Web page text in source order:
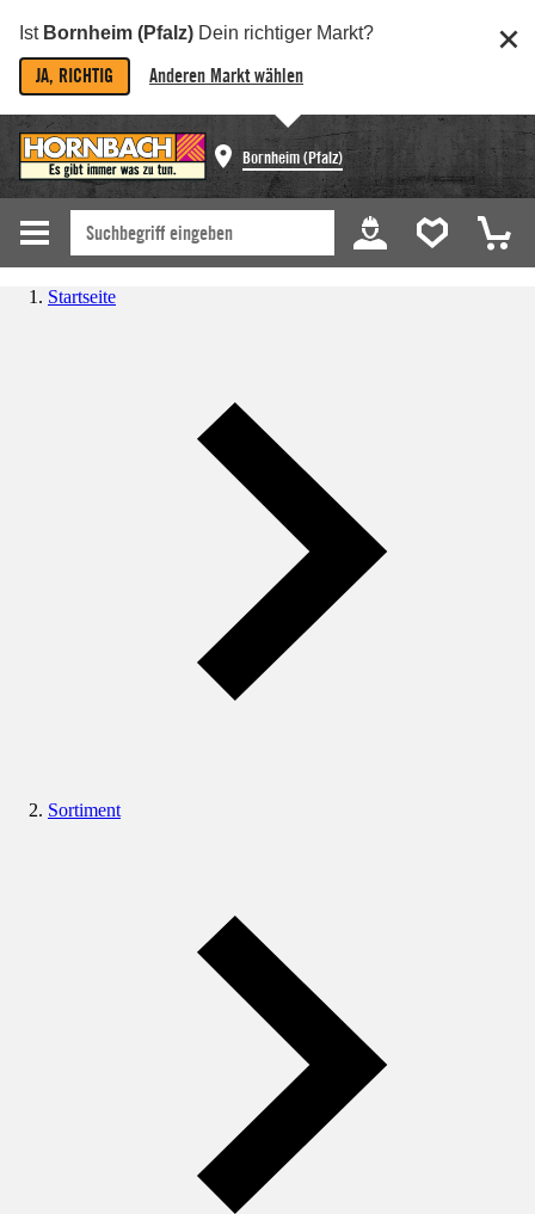
Ist Bornheim (Pfalz) Dein richtiger Markt?
JA, RICHTIG Anderen Markt wählen
Bornheim (Pfalz)
Startseite
Sortiment